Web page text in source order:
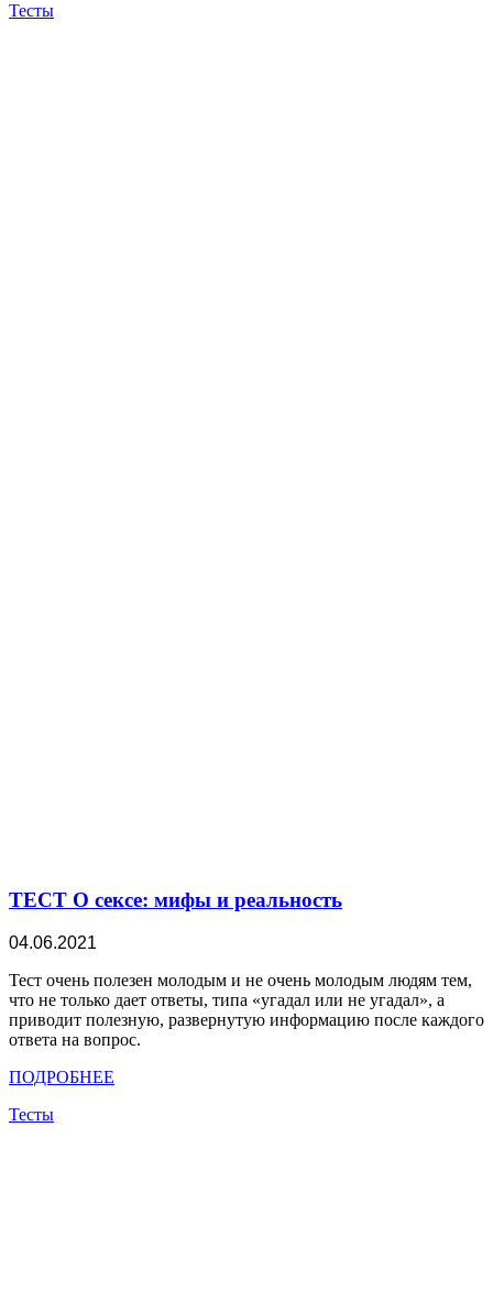
Тесты
ТЕСТ О сексе: мифы и реальность
04.06.2021
Тест очень полезен молодым и не очень молодым людям тем,
что не только дает ответы, типа «угадал или не угадал», а
приводит полезную, развернутую информацию после каждого
ответа на вопрос.
ПОДРОБНЕЕ
Тесты